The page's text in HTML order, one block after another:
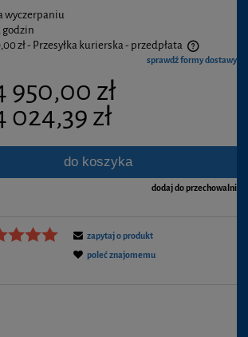
wyczerpaniu
godzin
zł- Przesyłka kurierska - przedpłata
sprawdź formy dostawy
950,00 zł
024,39 zł
do koszyka
dodaj do przechowalni
zapytaj o produkt
poleć znajomemu